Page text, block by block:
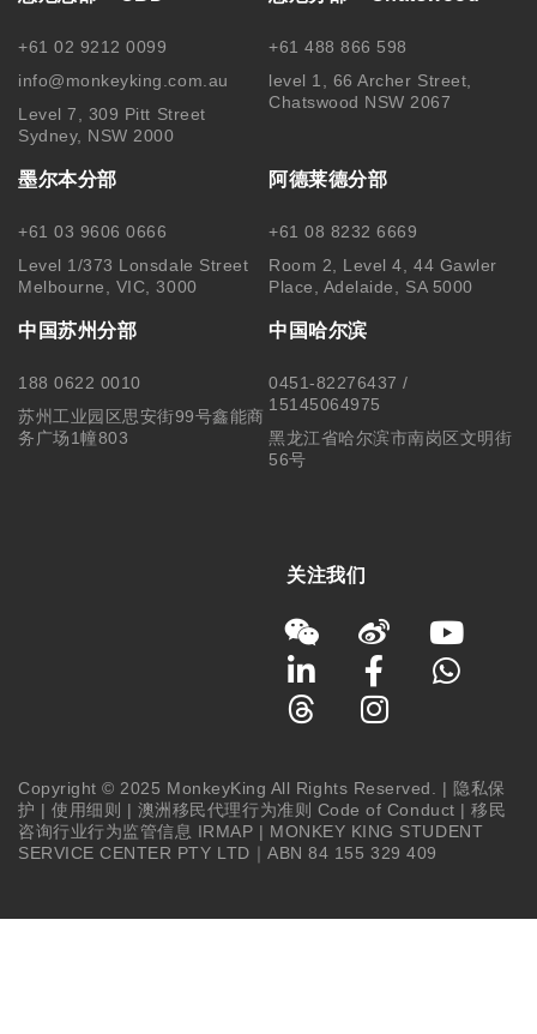
+61 02 9212 0099
info@monkeyking.com.au
Level 7, 309 Pitt Street
Sydney, NSW 2000
+61 488 866 598
level 1, 66 Archer Street,
Chatswood NSW 2067
墨尔本分部
+61 03 9606 0666
Level 1/373 Lonsdale Street
Melbourne, VIC, 3000
阿德莱德分部
+61 08 8232 6669
Room 2, Level 4, 44 Gawler
Place, Adelaide, SA 5000
中国苏州分部
188 0622 0010
苏州工业园区思安街99号鑫能商
务广场1幢803
中国哈尔滨
0451-82276437 /
15145064975
黑龙江省哈尔滨市南岗区文明街
56号
关注我们
Copyright © 2025 MonkeyKing All Rights Reserved. | 隐私保
护 |使用细则 | 澳洲移民代理行为准则 Code of Conduct |移民
咨询行业行为监管信息 IRMAP | MONKEY KING STUDENT
SERVICE CENTER PTY LTD｜ABN 84 155 329 409